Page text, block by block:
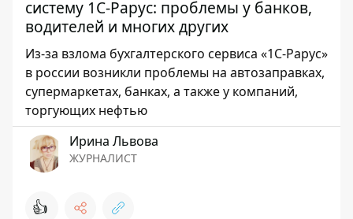
систему 1С-Рарус: проблемы у банков,
водителей и многих других
Из-за взлома бухгалтерского сервиса «1С-Рарус»
в россии возникли проблемы на автозаправках,
супермаркетах, банках, а также у компаний,
торгующих нефтью
Ирина Львова
ЖУРНАЛИСТ
👍